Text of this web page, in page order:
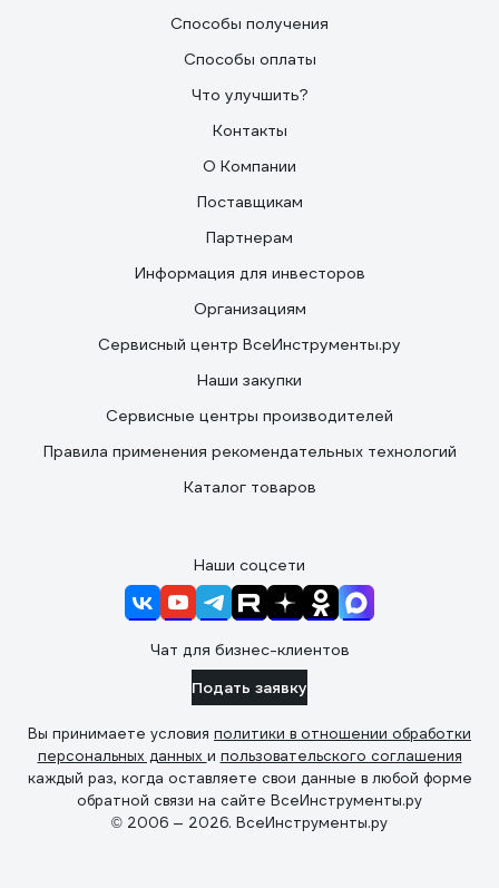
Способы получения
Способы оплаты
Что улучшить?
Контакты
О Компании
Поставщикам
Партнерам
Информация для инвесторов
Организациям
Сервисный центр ВсеИнструменты.ру
Наши закупки
Сервисные центры производителей
Правила применения рекомендательных технологий
Каталог товаров
Наши соцсети
Чат для бизнес-клиентов
Подать заявку
Вы принимаете условия политики в отношении обработки
персональных данных и пользовательского соглашения
каждый раз, когда оставляете свои данные в любой форме
обратной связи на сайте ВсеИнструменты.ру
© 2006 — 2026. ВсеИнструменты.ру